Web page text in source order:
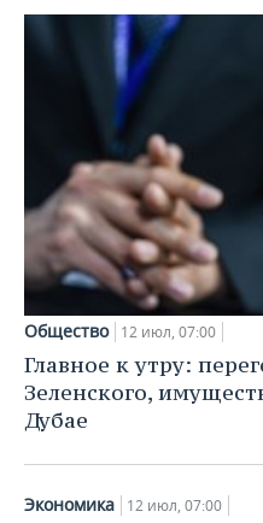
Общество 12 июл, 07:00
Главное к утру:
Зеленского,
Дубае
Экономика 12 июл, 07:00